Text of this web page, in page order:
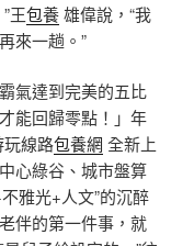
王包養雄偉說，“我
來一趟。”
氣達到完美的五比
能回歸零點！」年
玩線路包養網 全新上
心綠谷、城市盤算
雅光+人文”的沉醉
伴的第一件事，就